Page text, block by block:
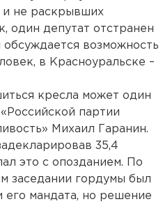
и не раскрывших
один депутат отстранен
возможность
в Красноуральске –
кресла может один
партии
Михаил Гаранин.
35,4
это с опозданием. По
заседании гордумы был
мандата, но решение